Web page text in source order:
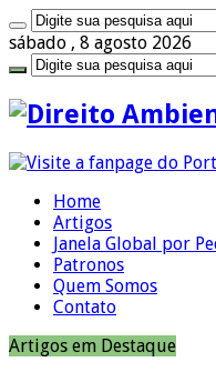
sábado , 8 agosto 2026
Home
Artigos
Janela Global por
Patronos
Quem Somos
Contato
Artigos em Destaque